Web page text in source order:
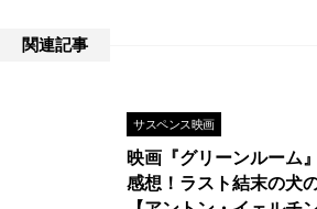
関連記事
サスペンス映画
映画『グリーンルーム
感想！ラスト結末の犬